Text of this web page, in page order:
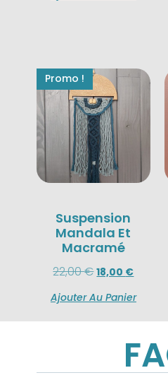
Promo !
Suspension
Mandala Et
Macramé
22,00€ 18,00 €
Ajouter Au Panier